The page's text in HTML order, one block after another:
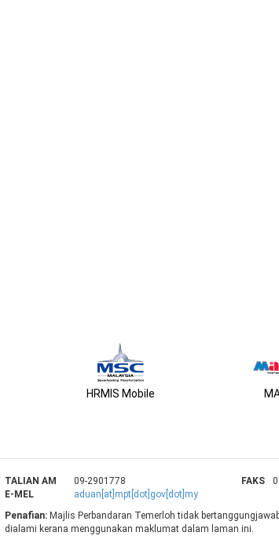
HRMIS Mobile
TALIAN AM 09-2901778 FAKS
E-MEL
aduan[at]mpt[dot]gov[dot]my
Penafian: Majlis Perbandaran Temerloh tidak
dialami kerana menggunakan maklumat dalam laman ini.